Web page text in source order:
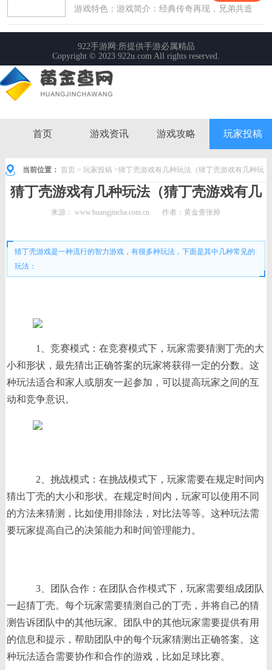
首页 游戏资讯 游戏攻略 玩家投稿
当前位置： 首页 > 玩家投稿 >猜丁壳游戏有几种玩法（猜丁壳游戏有几种玩
法视频）
猜丁壳游戏有几种玩法（猜丁壳游戏有几
种玩法视频）
来源：www.huangjincha.com.cn 作者：黄金查张帅
猜丁壳游戏是一种流行的智力游戏，有很多种玩法，下面是其中几种常见的
玩法：
1、竞赛模式：在竞赛模式下，玩家需要猜测丁壳的大
小和形状，最先猜出正确答案的玩家将获得一定的分数。这
种玩法适合和家人或朋友一起参加，可以提高玩家之间的互
动和竞争意识。
2、挑战模式：在挑战模式下，玩家需要在规定时间内
猜出丁壳的大小和形状。在规定时间内，玩家可以使用不同
的方法来猜测，比如使用排除法，对比法等等。这种玩法需
要玩家提高自己的决策能力和时间管理能力。
3、团队合作：在团队合作模式下，玩家需要组成团队
一起猜丁壳。每个玩家需要猜测自己的丁壳，并将自己的猜
测告诉团队中的其他玩家。团队中的其他玩家需要提供有用
的信息和提示，帮助团队中的每个玩家猜测出正确答案。这
种玩法适合需要协作和合作的游戏，比如足球比赛。